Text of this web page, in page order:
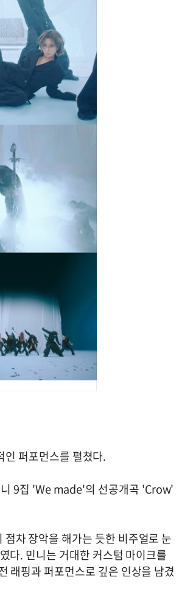
퍼포먼스를 펼쳤다.
9집 'We made'의 선공개곡 'Crow'
차 장악을 해가는 듯한 비주얼로 눈
다. 민니는 거대한 커스텀 마이크를
래핑과 퍼포먼스로 깊은 인상을 남겼